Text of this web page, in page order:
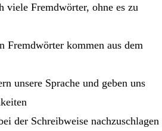
viele Fremdwörter, ohne es zu
Fremdwörter kommen aus dem
unsere Sprache und geben uns
der Schreibweise nachzuschlagen